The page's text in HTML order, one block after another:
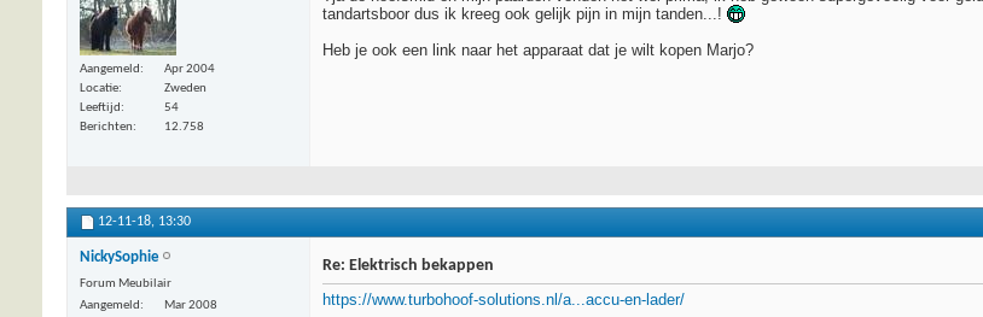
Aangemeld
Apr 2004
Locatie
Zweden
Leeftijd
54
Berichten
12.758
tandartsboor dus ik kreeg ook gelijk pijn in mijn tanden...!
Heb je ook een link naar het apparaat dat je wilt kopen Marjo?
12-11-18, 13:30
NickySophie
Forum Meubilair
Aangemeld
Mar 2008
Re: Elektrisch bekappen
https://www.turbohoof-solutions.nl/a...accu-en-lader/